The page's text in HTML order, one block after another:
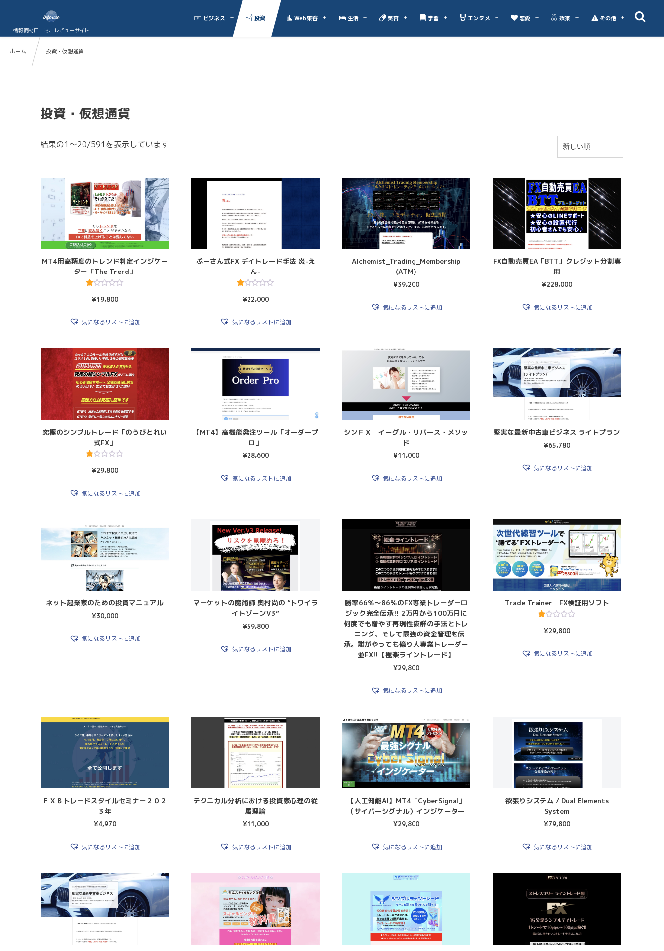
情報商材口コミ、レビューサイト
ビジネス 投資 Web集客 生活 美容 学習 エンタメ 恋愛 娯楽 その他
ホーム 投資・仮想通貨
投資・仮想通貨
結果の1～20/591を表示しています
MT4用高精度のトレンド判定インジケー
ター「The Trend」
段
1.
価
¥19,800
気になるリストに追加
ぷーさん式FX デイトレード手法 炎-え
ん-
段
1.
価
¥22,000
気になるリストに追加
Alchemist_Trading_Membership
(ATM)
¥39,200
気になるリストに追加
FX自動売買EA「BTT」クレジット分割専
用
¥228,000
気になるリストに追加
究極のシンプルトレード「のうびとれい
式FX」
段
1.
00
¥29,800
気になるリストに追加
【MT4】高機能発注ツール「オーダープ
ロ」
¥28,600
気になるリストに追加
シンＦＸ イーグル・リバース・メソッ
ド
¥11,000
気になるリストに追加
堅実な最新中古車ビジネス ライトプラン
¥65,780
気になるリストに追加
ネット起業家のための投資マニュアル
¥30,000
気になるリストに追加
マーケットの魔術師 奥村尚の “トワイラ
イトゾーンV3”
¥59,800
気になるリストに追加
勝率66％～86％のFX専業トレーダーロ
ジック完全伝承!! 2万円から100万円に
何度でも増やす再現性抜群の手法とトレ
ーニング、そして最強の資金管理を伝
承。誰がやっても億り人専業トレーダー
並FX!!【極楽ライントレード】
¥29,800
気になるリストに追加
Trade Trainer FX検証用ソフト
段
1.
¥29,800
気になるリストに追加
ＦＸＢトレードスタイルセミナー２０２
３年
¥4,970
気になるリストに追加
テクニカル分析における投資家心理の従
属理論
¥11,000
気になるリストに追加
【人工知能AI】MT4「CyberSignal」
（サイバーシグナル）インジケーター
¥29,800
気になるリストに追加
欲張りシステム / Dual Elements
System
¥79,800
気になるリストに追加